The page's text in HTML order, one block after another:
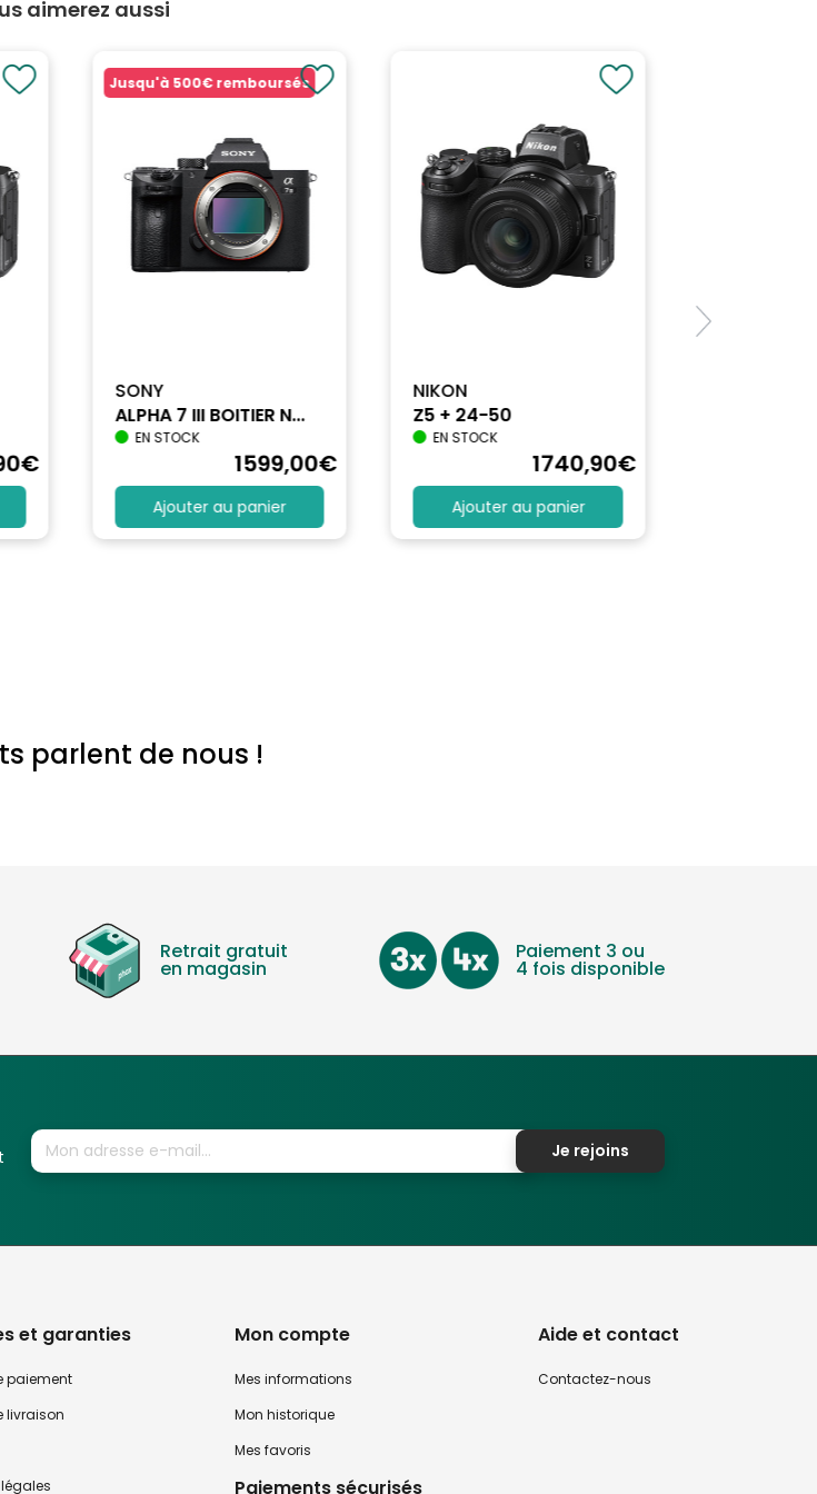
aimerez aussi
€
Jusqu'à 500€ remboursés
SONY
ALPHA 7 III BOITIER N...
EN STOCK
1599,00€
Ajouter au panier
NIKON
Z5 + 24-50
EN STOCK
1740,90€
Ajouter au panier
parlent de nous !
Retrait gratuit
en magasin
Paiement 3 ou
4 fois disponible
Je rejoins
et garanties
paiement
livraison
Mon compte
Mes informations
Mon historique
Mes favoris
Paiements sécurisés
Aide et contact
Contactez-nous